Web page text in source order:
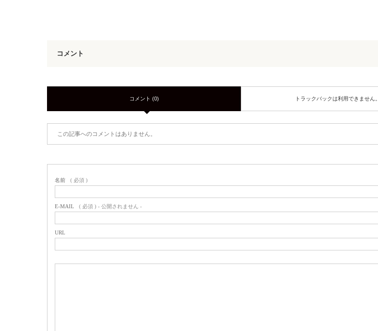
コメント
コメント (0) トラックバックは利用できません。
この記事へのコメントはありません。
名前 ( 必須 )
E-MAIL ( 必須 ) - 公開されません -
URL